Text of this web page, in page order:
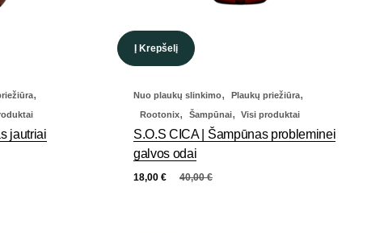
,
jautriai
Į Krepšelį
Nuo plaukų slinkimo, Plaukų priežiūra,
Rootonix, Šampūnai, Visi produktai
S.O.S CICA | Šampūnas probleminei
galvos odai
40,00€
18,00 €